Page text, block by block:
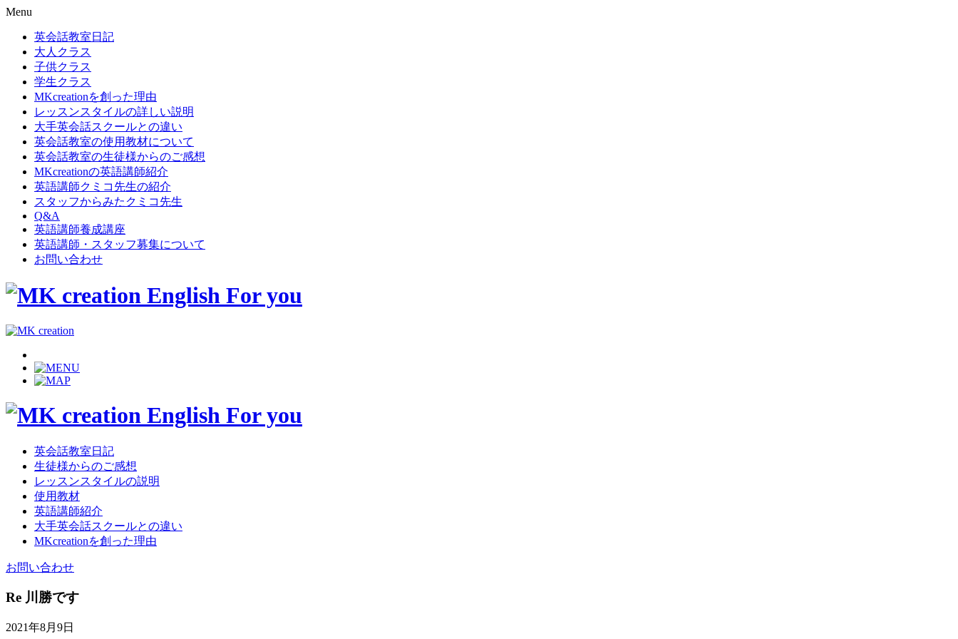
Menu
英会話教室日記
大人クラス
子供クラス
学生クラス
MKcreationを創った理由
レッスンスタイルの詳しい説明
大手英会話スクールとの違い
英会話教室の使用教材について
英会話教室の生徒様からのご感想
MKcreationの英語講師紹介
英語講師クミコ先生の紹介
スタッフからみたクミコ先生
Q&A
英語講師養成講座
英語講師・スタッフ募集について
お問い合わせ
英会話教室日記
生徒様からのご感想
レッスンスタイルの説明
使用教材
英語講師紹介
大手英会話スクールとの違い
MKcreationを創った理由
お問い合わせ
Re 川勝です
2021年8月9日